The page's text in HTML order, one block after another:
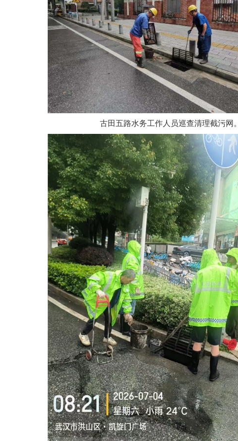
古田五路水务工作人员巡查清理截污网。